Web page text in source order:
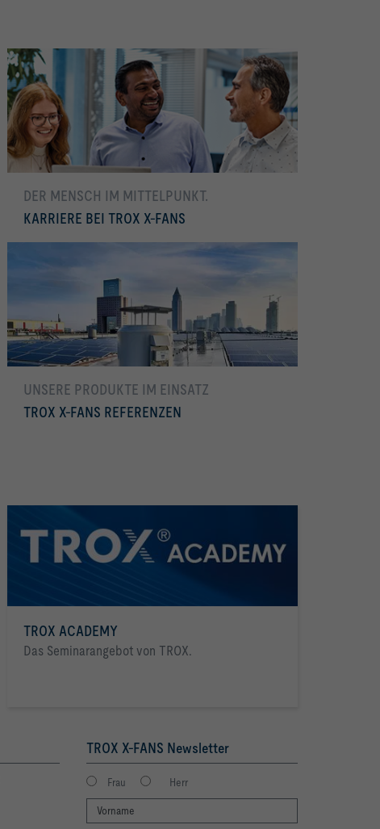
DER MENSCH IM MIT­TEL­PUNKT.
KARRIERE BEI TROX X-FANS
mehr erfahren
UNSERE PRODUKTE IM EINSATZ
TROX X-FANS REFERENZEN
TROX X-FANS Referenzen
TROX ACADEMY
Das Seminarangebot von TROX.
TROX X-FANS Newsletter
Frau Herr